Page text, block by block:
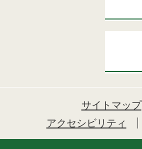
サイトマップ
アクセシビリティ